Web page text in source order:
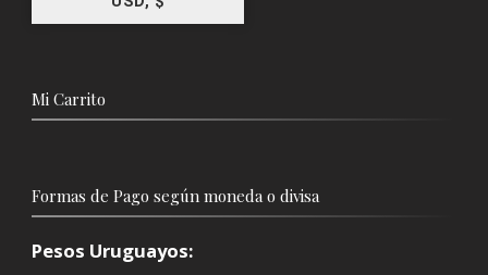
Mi Carrito
Formas de Pago según moneda o divisa
Pesos Uruguayos: